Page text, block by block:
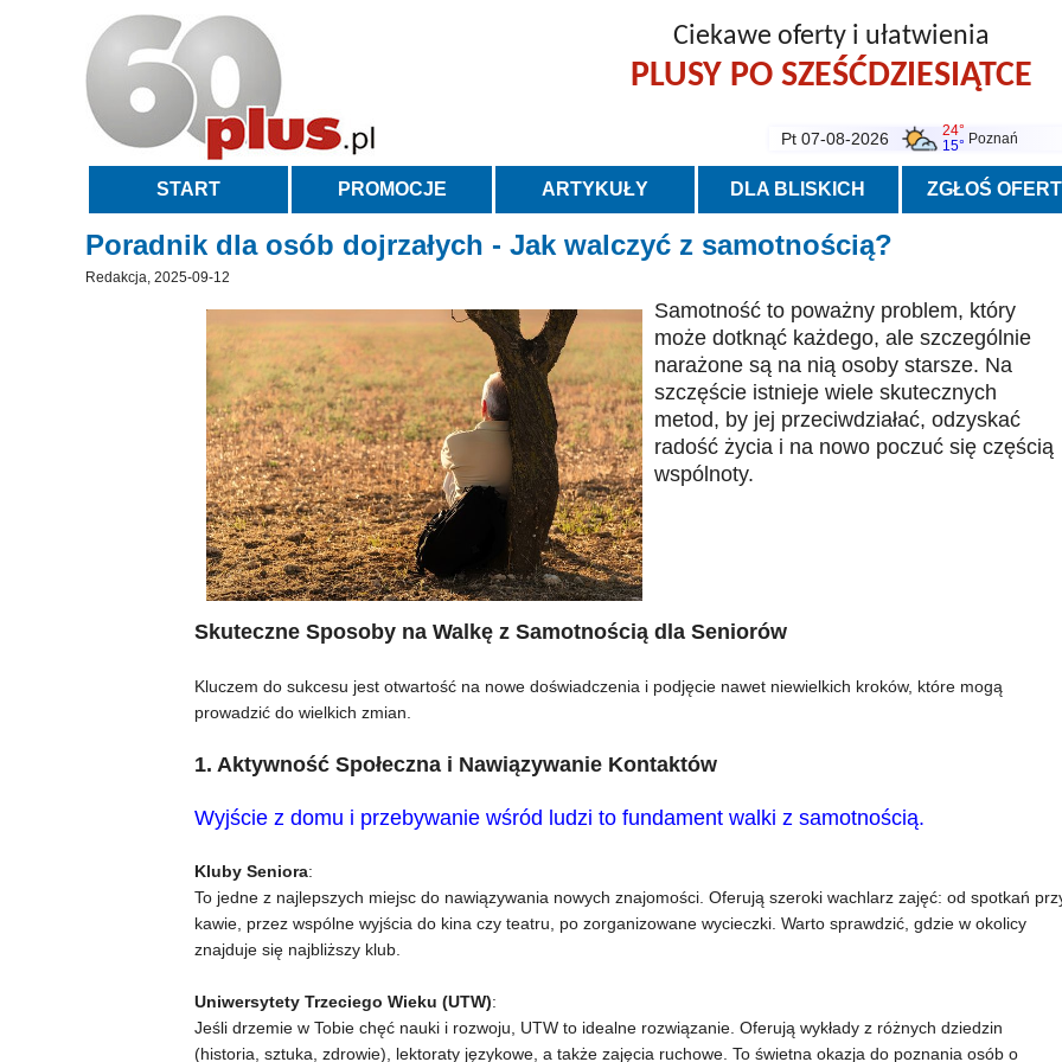
Ciekawe oferty i ułatwienia
PLUSY PO SZEŚĆDZIESIĄTCE
Pt 07-08-2026
24°
15° Poznań
START PROMOCJE ARTYKUŁY DLA BLISKICH ZGŁOŚ
Poradnik dla osób dojrzałych - Jak walczyć z samotnością?
Redakcja, 2025-09-12
Samotność to poważny problem, który
może dotknąć każdego, ale szczególnie
narażone są na nią osoby starsze. Na
szczęście istnieje wiele skutecznych
metod, by jej przeciwdziałać, odzyskać
radość życia i na nowo poczuć się częścią
wspólnoty.
Skuteczne Sposoby na Walkę z Samotnością dla Seniorów
Kluczem do sukcesu jest otwartość na nowe doświadczenia i podjęcie nawet niewielkich kroków, które mogą
prowadzić do wielkich zmian.
1. Aktywność Społeczna i Nawiązywanie Kontaktów
Wyjście z domu i przebywanie wśród ludzi to fundament walki z samotnością.
Kluby Seniora:
To jedne z najlepszych miejsc do nawiązywania nowych znajomości. Oferują szeroki wachlarz zajęć: od spotkań
kawie, przez wspólne wyjścia do kina czy teatru, po zorganizowane wycieczki. Warto sprawdzić, gdzie w okolicy
znajduje się najbliższy klub.
Uniwersytety Trzeciego Wieku (UTW):
Jeśli drzemie w Tobie chęć nauki i rozwoju, UTW to idealne rozwiązanie. Oferują wykłady z różnych dziedzin
(historia, sztuka, zdrowie), lektoraty językowe, a także zajęcia ruchowe. To świetna okazja do poznania osób o